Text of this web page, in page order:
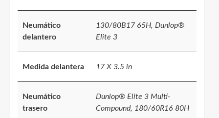
Neumático
delantero
130/80B17 65H, Dunlop®
Elite 3
Medida delantera 17 X 3.5 in
Neumático
trasero
Dunlop® Elite 3 Multi-
Compound, 180/60R16 80H